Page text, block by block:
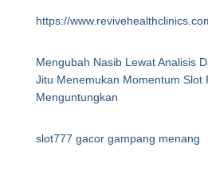
https://
Mengubah Nasib Lewat Analisis
Jitu Menemukan Momentum Slot
Menguntungkan
slot777 gacor gampang menang